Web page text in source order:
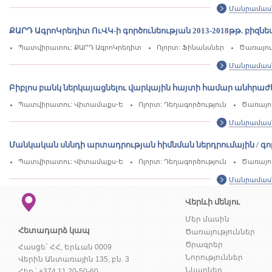
ՔԱՐԴ ԱգրոԿրեդիտ ՈւՎԿ-ի գործունեության 2013-2018թթ.
Պատվիրատու: ՔԱՐԴ ԱգրոԿրեդիտ Ոլորտ: Ֆինանսներ
Բիբլոս բանկ ներկայացնելու վարկային հայտի համար
Պատվիրատու: Վիտամաքս-Ե Ոլորտ: Դեղագործություն
Մանկական սննդի արտադրության հիմնման ներդրումային /
Պատվիրատու: Վիտամաքս-Ե Ոլորտ: Դեղագործություն
Հետադարձ կապ
Հասցե` ՀՀ, Երևան 0009
Վերին Անտառային 135, բն. 3
Վերևի մենյու
Մեր մասին
Ծառայություններ
Ծրագրեր
Նորություններ